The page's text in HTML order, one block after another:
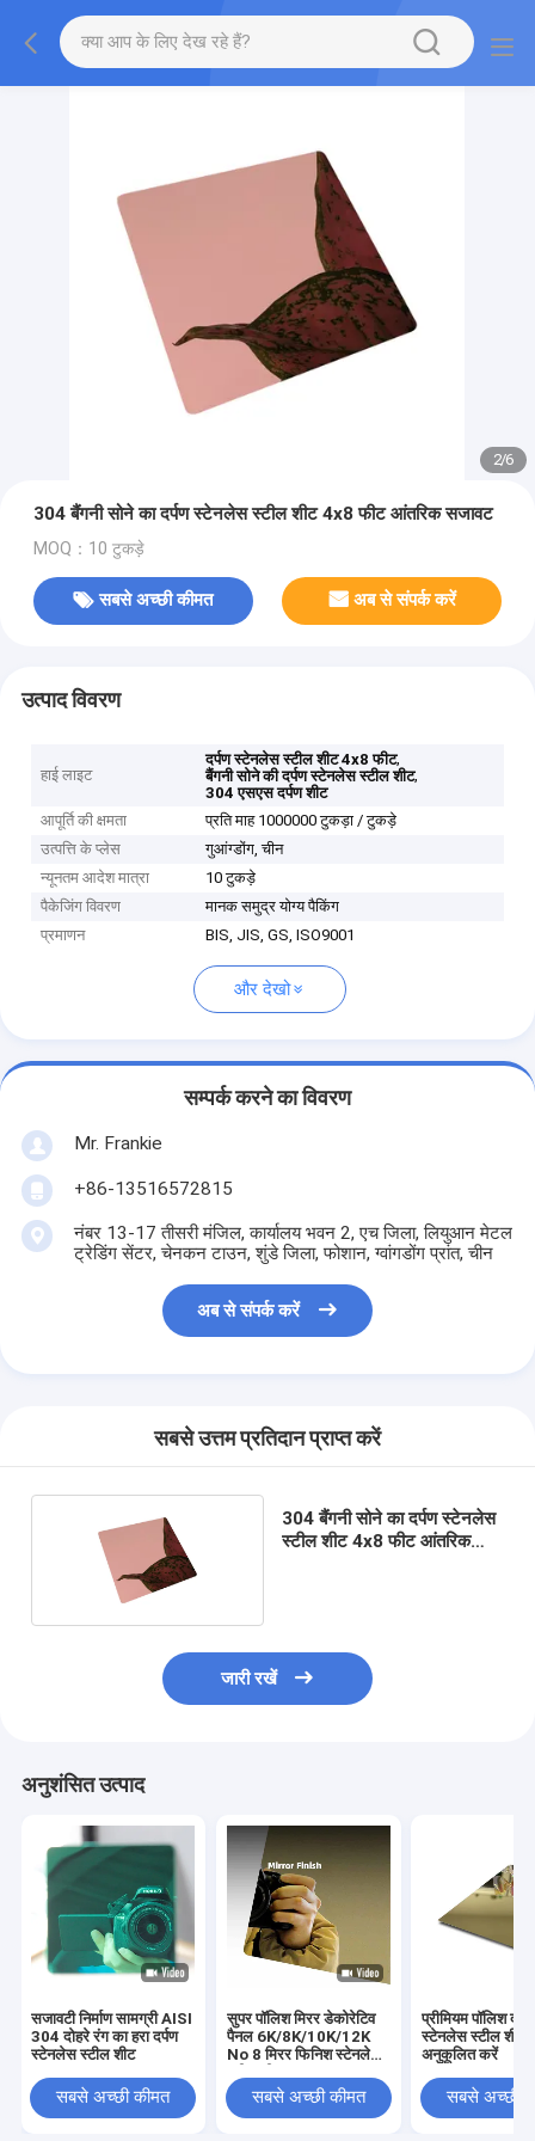
2/6
304 बैंगनी सोने का दर्पण स्टेनलेस स्टील शीट 4x8 फीट आंतरिक सजावट
MOQ：10 टुकड़े
सबसे अच्छी कीमत अब से संपर्क करें
उत्पाद विवरण
हाई लाइट
दर्पण स्टेनलेस स्टील शीट 4x8 फीट,
बैंगनी सोने की दर्पण स्टेनलेस स्टील शीट,
304 एसएस दर्पण शीट
आपूर्ति की क्षमता
प्रति माह 1000000 टुकड़ा / टुकड़े
उत्पत्ति के प्लेस
गुआंग्डोंग, चीन
न्यूनतम आदेश मात्रा
10 टुकड़े
पैकेजिंग विवरण
मानक समुद्र योग्य पैकिंग
प्रमाणन
BIS, JIS, GS, ISO9001
और देखो
सम्पर्क करने का विवरण
Mr. Frankie
+86-13516572815
नंबर 13-17 तीसरी मंजिल, कार्यालय भवन 2, एच जिला, लियुआन मेटल
ट्रेडिंग सेंटर, चेनकन टाउन, शुंडे जिला, फोशान, ग्वांगडोंग प्रांत, चीन
अब से संपर्क करें
सबसे उत्तम प्रतिदान प्राप्त करें
304 बैंगनी सोने का दर्पण स्टेनलेस
स्टील शीट 4x8 फीट आंतरिक
जारी रखें
अनुशंसित उत्पाद
सजावटी निर्माण सामग्री AISI
304 दोहरे रंग का हरा दर्पण
स्टेनलेस स्टील शीट
सबसे अच्छी कीमत
सुपर पॉलिश मिरर डेकोरेटिव
पैनल 6K/8K/10K/12K
No 8 मिरर फिनिश स्टेनलेस
सबसे अच्छी कीमत
प्रीमियम पॉलिश
स्टेनलेस स्टील शीट
अनुकूलित करें
सबसे अच्छी